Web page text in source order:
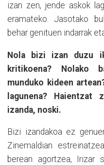
izan zen, jende askok
eramateko. Jasotako
behar genituen indarrak
Nola bizi izan duzu
kritikoena? Nolako
munduko kideen
lagunena? Haientzat
izanda, noski.
Bizi izandakoa ez
Zinemaldian
berean agortzea, Irizar